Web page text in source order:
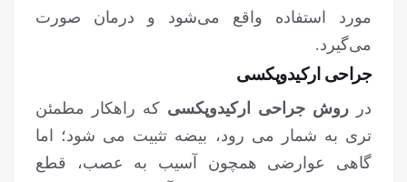
مورد استفاده واقع می‌شود و درمان صورت
می‌گیرد.
جراحی ارکیدوپکسی
در روش جراحی ارکیدوپکسی که راهکار مطمئن
تری به شمار می رود، بیضه تثبیت می شود؛ اما
گاهی عوارضی همچون آسیب به عصب، قطع